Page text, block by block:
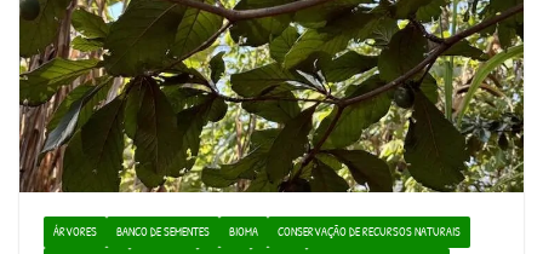
ÁRVORES BANCO DE SEMENTES BIOMA
CONSERVAÇÃO DE RECURSOS NATURAIS